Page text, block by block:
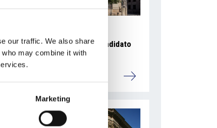
our traffic. We also share
may combine it with
Marketing
2011 schiera un nuovo candidato
a Praga